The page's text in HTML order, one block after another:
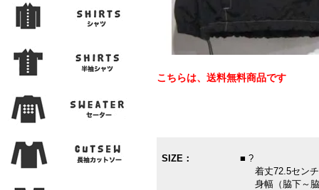
こちらは、送料無料商品です
SIZE：
■ ?
着丈72.5センチ
身幅（脇下～脇